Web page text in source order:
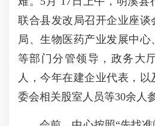
联合县发改局召开企业座谈
局、生物医药产业发展中
等部门分管领导，政务大
人，今年在建企业代表，
委会相关股室人员等30余人